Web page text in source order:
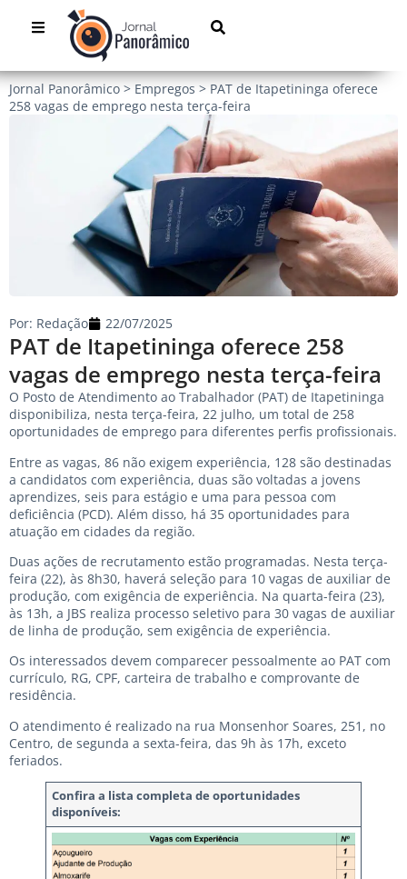
Jornal Panorâmico > Empregos > PAT de Itapetininga oferece
258 vagas de emprego nesta terça-feira
PAT de Itapetininga oferece 258
vagas de emprego nesta terça-feira
Por: Redação 22/07/2025
O Posto de Atendimento ao Trabalhador (PAT) de Itapetininga
disponibiliza, nesta terça-feira, 22 julho, um total de 258
oportunidades de emprego para diferentes perfis profissionais.
Entre as vagas, 86 não exigem experiência, 128 são destinadas
a candidatos com experiência, duas são voltadas a jovens
aprendizes, seis para estágio e uma para pessoa com
deficiência (PCD). Além disso, há 35 oportunidades para
atuação em cidades da região.
Duas ações de recrutamento estão programadas. Nesta terça-
feira (22), às 8h30, haverá seleção para 10 vagas de auxiliar de
produção, com exigência de experiência. Na quarta-feira (23),
às 13h, a JBS realiza processo seletivo para 30 vagas de auxiliar
de linha de produção, sem exigência de experiência.
Os interessados devem comparecer pessoalmente ao PAT com
currículo, RG, CPF, carteira de trabalho e comprovante de
residência.
O atendimento é realizado na rua Monsenhor Soares, 251, no
Centro, de segunda a sexta-feira, das 9h às 17h, exceto
feriados.
Confira a lista completa de oportunidades
disponíveis: